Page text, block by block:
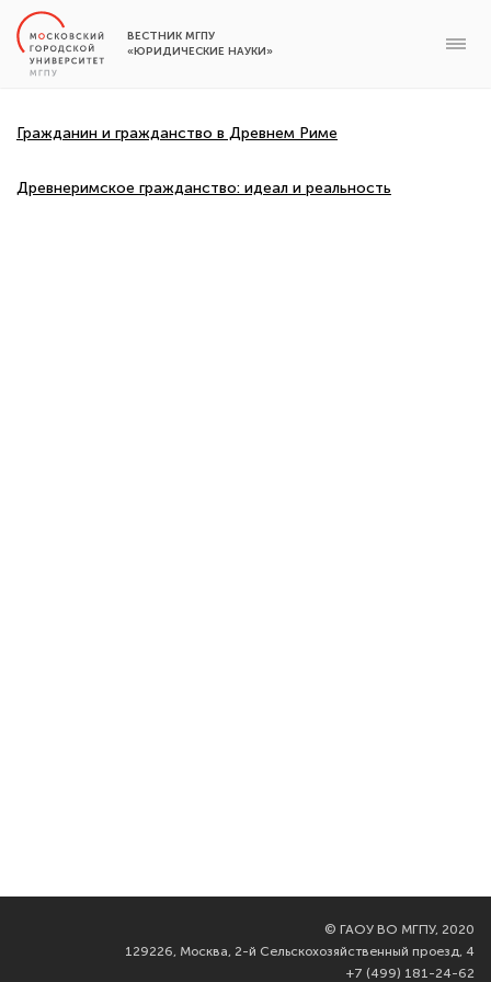
ВЕСТНИК МГПУ
«ЮРИДИЧЕСКИЕ НАУКИ»
Гражданин и гражданство в Древнем Риме
Древнеримское гражданство: идеал и реальность
© ГАОУ ВО МГПУ, 2020
129226, Москва, 2-й Сельскохозяйственный проезд, 4
+7 (499) 181-24-62